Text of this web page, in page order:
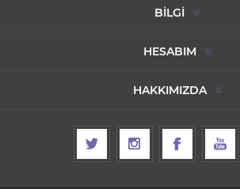
BILGI
HESABIM
HAKKIMIZDA